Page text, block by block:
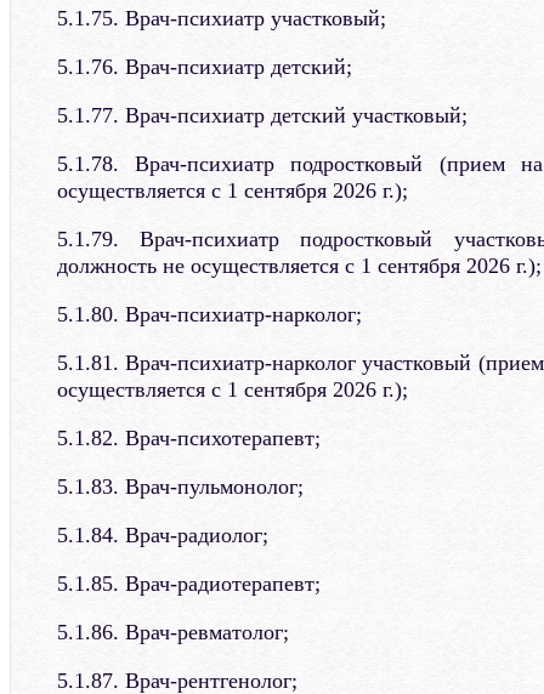
5.1.75. Врач-психиатр участковый;
5.1.76. Врач-психиатр детский;
5.1.77. Врач-психиатр детский участковый;
5.1.78. Врач-психиатр подростковый (прием
осуществляется с 1 сентября 2026 г.);
5.1.79. Врач-психиатр подростковый
должность не осуществляется с 1 сентября 2026 г.);
5.1.80. Врач-психиатр-нарколог;
5.1.81. Врач-психиатр-нарколог участковый
осуществляется с 1 сентября 2026 г.);
5.1.82. Врач-психотерапевт;
5.1.83. Врач-пульмонолог;
5.1.84. Врач-радиолог;
5.1.85. Врач-радиотерапевт;
5.1.86. Врач-ревматолог;
5.1.87. Врач-рентгенолог;